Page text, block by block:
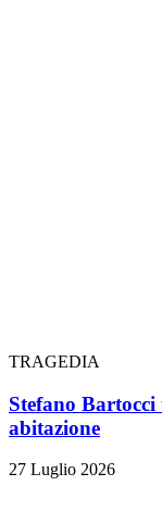
TRAGEDIA
Stefano
abitazione
27 Luglio 2026